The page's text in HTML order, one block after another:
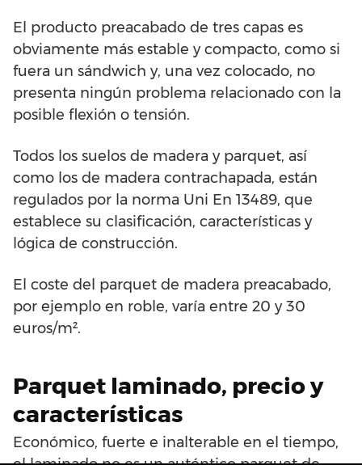
El producto preacabado de tres capas es
obviamente más estable y compacto, como si
fuera un sándwich y, una vez colocado, no
presenta ningún problema relacionado con la
posible flexión o tensión.
Todos los suelos de madera y parquet, así
como los de madera contrachapada, están
regulados por la norma Uni En 13489, que
establece su clasificación, características y
lógica de construcción.
El coste del parquet de madera preacabado,
por ejemplo en roble, varía entre 20 y 30
euros/m².
Parquet laminado, precio y
características
Económico, fuerte e inalterable en el tiempo,